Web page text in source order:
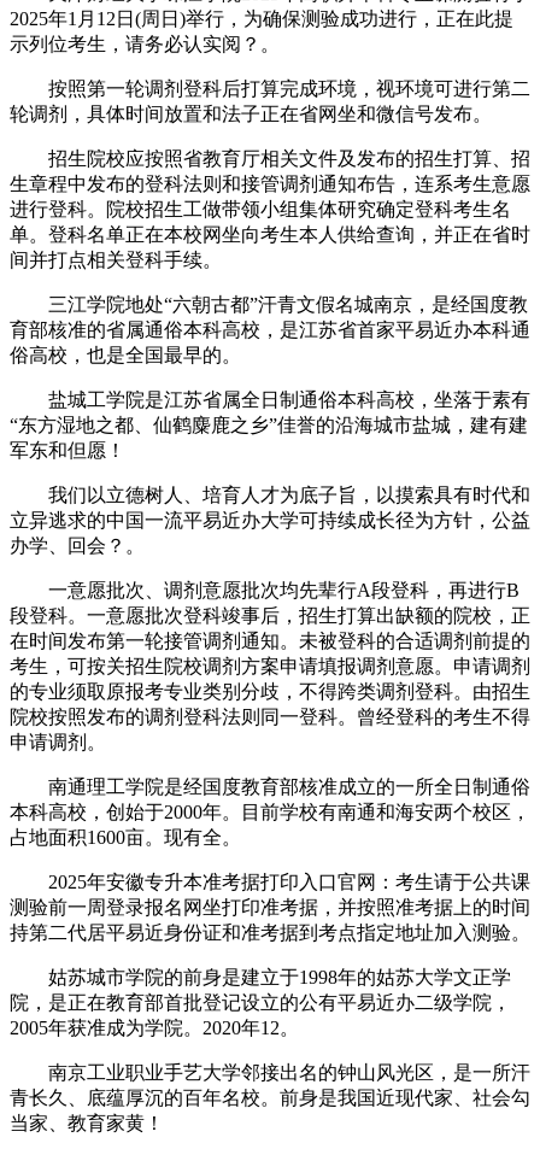
2025年1月12日(周日)举行，为确保测验成功进行，正在此提
示列位考生，请务必认实阅？。
按照第一轮调剂登科后打算完成环境，视环境可进行第二
轮调剂，具体时间放置和法子正在省网坐和微信号发布。
招生院校应按照省教育厅相关文件及发布的招生打算、招
生章程中发布的登科法则和接管调剂通知布告，连系考生意愿
进行登科。院校招生工做带领小组集体研究确定登科考生名
单。登科名单正在本校网坐向考生本人供给查询，并正在省时
间并打点相关登科手续。
三江学院地处“六朝古都”汗青文假名城南京，是经国度教
育部核准的省属通俗本科高校，是江苏省首家平易近办本科通
俗高校，也是全国最早的。
盐城工学院是江苏省属全日制通俗本科高校，坐落于素有
“东方湿地之都、仙鹤麋鹿之乡”佳誉的沿海城市盐城，建有建
军东和但愿！
我们以立德树人、培育人才为底子旨，以摸索具有时代和
立异逃求的中国一流平易近办大学可持续成长径为方针，公益
办学、回会？。
一意愿批次、调剂意愿批次均先辈行A段登科，再进行B
段登科。一意愿批次登科竣事后，招生打算出缺额的院校，正
在时间发布第一轮接管调剂通知。未被登科的合适调剂前提的
考生，可按关招生院校调剂方案申请填报调剂意愿。申请调剂
的专业须取原报考专业类别分歧，不得跨类调剂登科。由招生
院校按照发布的调剂登科法则同一登科。曾经登科的考生不得
申请调剂。
南通理工学院是经国度教育部核准成立的一所全日制通俗
本科高校，创始于2000年。目前学校有南通和海安两个校区，
占地面积1600亩。现有全。
2025年安徽专升本准考据打印入口官网：考生请于公共课
测验前一周登录报名网坐打印准考据，并按照准考据上的时间
持第二代居平易近身份证和准考据到考点指定地址加入测验。
姑苏城市学院的前身是建立于1998年的姑苏大学文正学
院，是正在教育部首批登记设立的公有平易近办二级学院，
2005年获准成为学院。2020年12。
南京工业职业手艺大学邻接出名的钟山风光区，是一所汗
青长久、底蕴厚沉的百年名校。前身是我国近现代家、社会勾
当家、教育家黄！